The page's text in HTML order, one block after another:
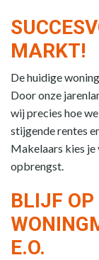
MARKT!
De huidige
Door onze
wij precies hoe
stijgende rentes
Makelaars kies je
opbrengst.
BLIJF OP
E.O.